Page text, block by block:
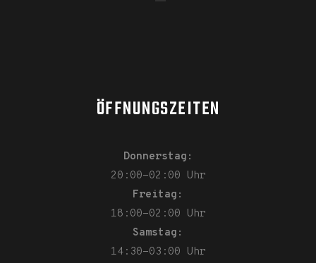
ÖFFNUNGSZEITEN
Donnerstag:
20:00-02:00 Uhr
Freitag:
18:00-02:00 Uhr
Samstag:
14:30-03:00 Uhr